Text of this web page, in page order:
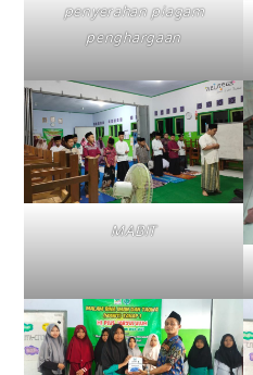
penyerahan piagam
penghargaan
MABIT